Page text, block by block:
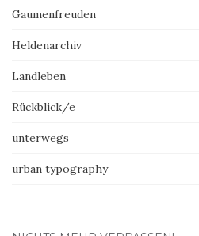
Gaumenfreuden
Heldenarchiv
Landleben
Rückblick/e
unterwegs
urban typography